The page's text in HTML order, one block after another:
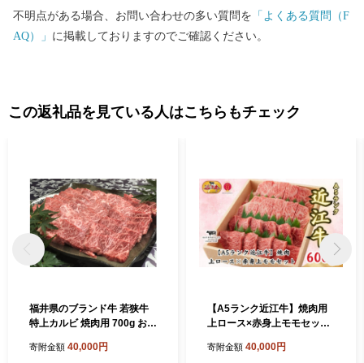
場」、「パピプペポー広場」、「コウノトリ広場」には、休日た
くさんの家族づれでにぎわいます。 令和6年3月16日には北陸新
en.lg.jp
不明点がある場合、お問い合わせの多い質問を 「よくある質問（F
AQ）」 に掲載しておりますのでご確認ください。
この返礼品を見ている人はこちらもチェック
福井県のブランド牛 若狭牛
特上カルビ 焼肉用 700g お肉
寄附金額 40,000円
【A5ランク近江牛】焼肉用
上ロース×赤身上モモセット
寄附金額 40,000円